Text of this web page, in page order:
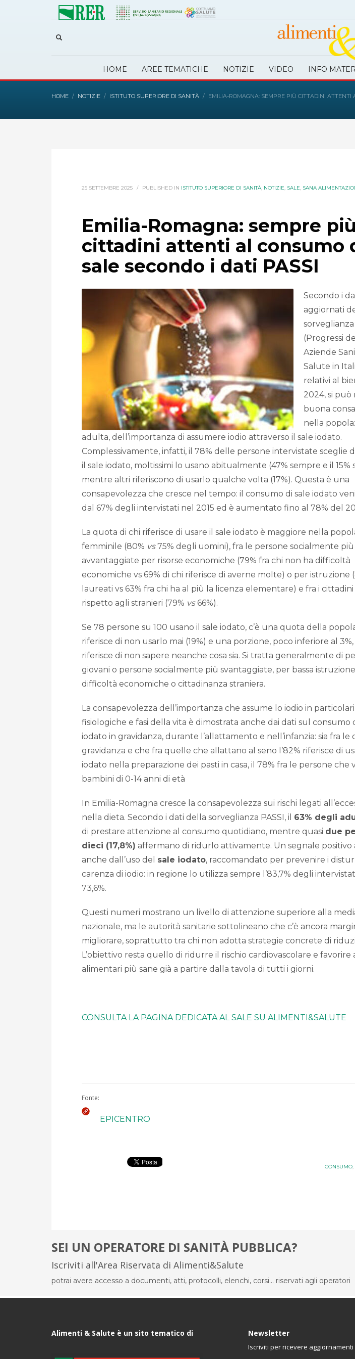
HOME AREE TEMATICHE NOTIZIE VIDEO INFO
HOME NOTIZIE ISTITUTO SUPERIORE DI SANITÀ EMILIA-ROMAGNA: SEMPRE PIÙ CITTADINI ATTENTI
25 SETTEMBRE 2025 / PUBLISHED IN ISTITUTO SUPERIORE DI SANITÀ, NOTIZIE, SALE, SANA
Emilia-Romagna: sempre più
cittadini attenti al consumo
sale secondo i dati PASSI
Secondo i
aggiornati
sorveglianza
(Progressi
Aziende
Salute in
relativi al
2024, si
buona
nella
adulta, dell’importanza di assumere iodio attraverso il sale iodato.
Complessivamente, infatti, il 78% delle persone intervistate sceglie
il sale iodato, moltissimi lo usano abitualmente (47% sempre e il 15%
mentre altri riferiscono di usarlo qualche volta (17%). Questa è una
consapevolezza che cresce nel tempo: il consumo di sale iodato
dal 67% degli intervistati nel 2015 ed è aumentato fino al 78% del
La quota di chi riferisce di usare il sale iodato è maggiore nella
femminile (80% vs75% degli uomini), fra le persone socialmente più
avvantaggiate per risorse economiche (79% fra chi non ha difficoltà
economiche vs 69% di chi riferisce di averne molte) o per istruzione
laureati vs 63% fra chi ha al più la licenza elementare) e fra i cittadini
rispetto agli stranieri (79% vs66%).
Se 78 persone su 100 usano il sale iodato, c’è una quota della
riferisce di non usarlo mai (19%) e una porzione, poco inferiore al
riferisce di non sapere neanche cosa sia. Si tratta generalmente di
giovani o persone socialmente più svantaggiate, per bassa
difficoltà economiche o cittadinanza straniera.
La consapevolezza dell’importanza che assume lo iodio in
fisiologiche e fasi della vita è dimostrata anche dai dati sul consumo
iodato in gravidanza, durante l’allattamento e nell’infanzia: sia fra le
gravidanza e che fra quelle che allattano al seno l’82% riferisce di
iodato nella preparazione dei pasti in casa, il 78% fra le persone che
bambini di 0-14 anni di età
In Emilia-Romagna cresce la consapevolezza sui rischi legati
nella dieta. Secondo i dati della sorveglianza PASSI, il 63% degli
di prestare attenzione al consumo quotidiano, mentre quasi due
dieci (17,8%) affermano di ridurlo attivamente. Un segnale positivo
anche dall’uso del sale iodato, raccomandato per prevenire i
carenza di iodio: in regione lo utilizza sempre l’83,7% degli intervistati
73,6%.
Questi numeri mostrano un livello di attenzione superiore alla
nazionale, ma le autorità sanitarie sottolineano che c’è ancora
migliorare, soprattutto tra chi non adotta strategie concrete di
L’obiettivo resta quello di ridurre il rischio cardiovascolare e favorire
alimentari più sane già a partire dalla tavola di tutti i giorni.
CONSULTA LA PAGINA DEDICATA AL SALE SU ALIMENTI&SALUTE
Fonte:
EPICENTRO
CONSUMO,
SEI UN OPERATORE DI SANITÀ PUBBLICA?
Iscriviti all'Area Riservata di Alimenti&Salute
potrai avere accesso a documenti, atti, protocolli, elenchi, corsi... riservati agli operatori
Alimenti & Salute è un sito tematico di Newsletter
Iscriviti per ricevere